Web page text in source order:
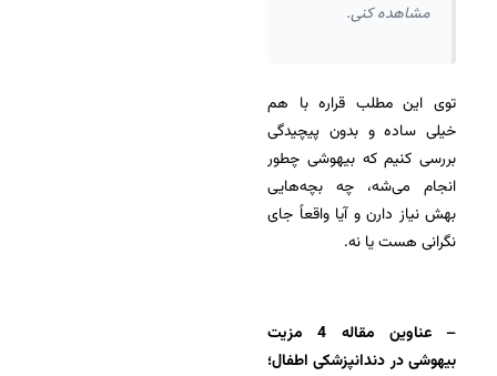
مشاهده کنی.
توی این مطلب قراره با هم
خیلی ساده و بدون پیچیدگی
بررسی کنیم که بیهوشی چطور
انجام می‌شه، چه بچه‌هایی
بهش نیاز دارن و آیا واقعاً جای
نگرانی هست یا نه.
– عناوین مقاله 4 مزیت
بیهوشی در دندانپزشکی اطفال؛